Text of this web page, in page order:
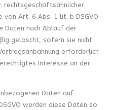
rechtsgeschäftsähnlicher
Art. 6 Abs. 1 lit. b DSGVO
Daten nach Ablauf der
gelöscht, sofern sie nicht
erforderlich
Interesse an der
Daten auf
werden diese Daten so